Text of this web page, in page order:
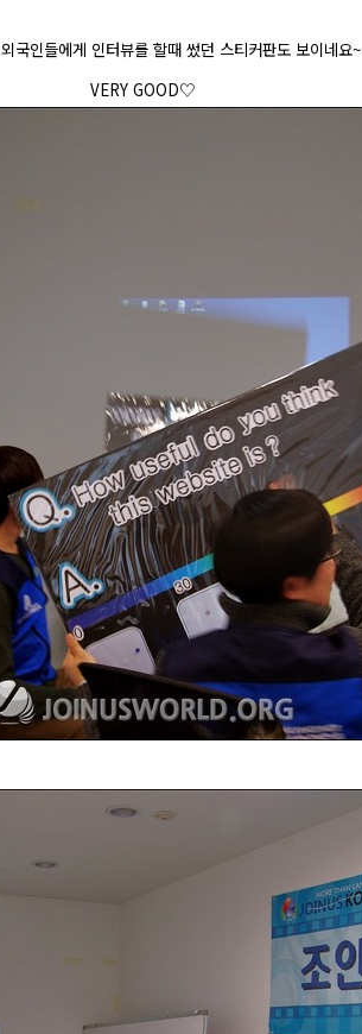
외국인들에게 인터뷰를 할때 썼던 스티커판도 보이네요~
VERY GOOD♡